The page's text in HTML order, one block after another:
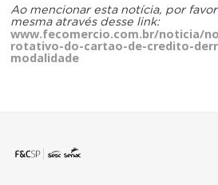
Ao mencionar esta notícia, por
mesma através desse link:
www.fecomercio.com.br/noticia/
rotativo-do-cartao-de-credito-
modalidade